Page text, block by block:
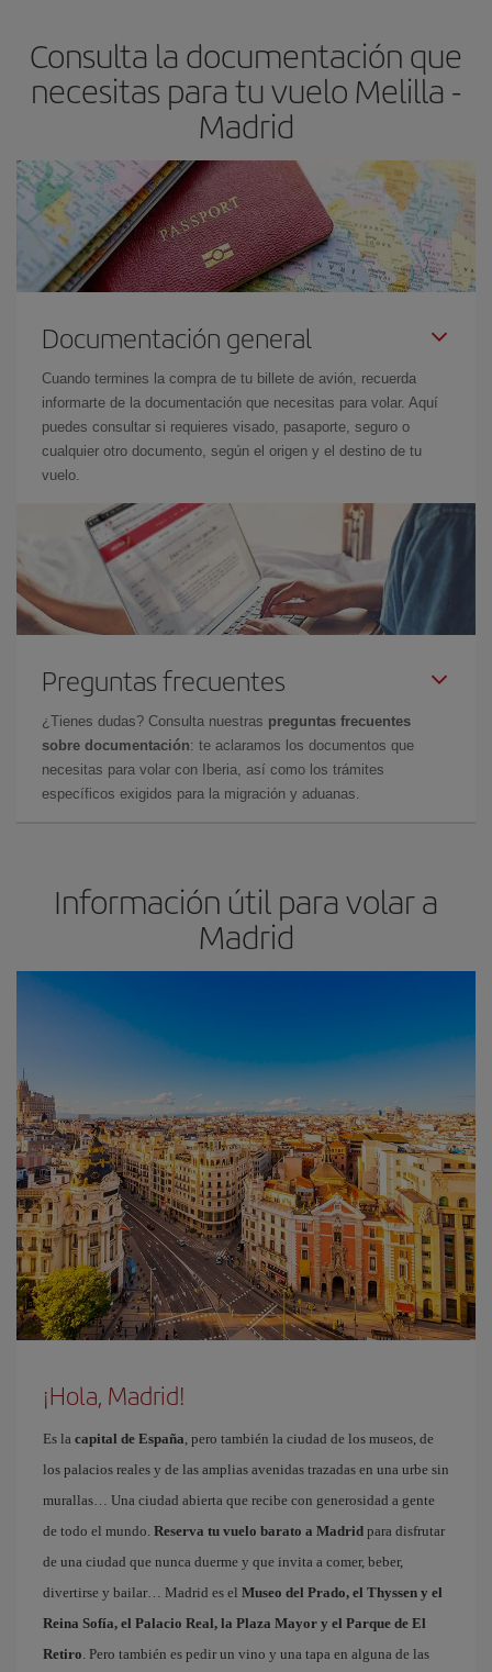
avión más baratos te saldrán. Además, si buscas los vuelos con
las fechas y los horarios del viaje un poco abiertos, podráselegir
el precio más barato.
Consulta la documentación que
necesitas para tu vuelo Melilla -
Madrid
Documentación general
Cuando termines la compra de tu billete de avión, recuerda
informarte de la documentación que necesitas para volar. Aquí
puedes consultar si requieres visado, pasaporte, seguro o
cualquier otro documento, según el origen y el destino de tu
vuelo.
Preguntas frecuentes
¿Tienes dudas? Consulta nuestras preguntas frecuentes
sobre documentación: te aclaramos los documentos que
necesitas para volar con Iberia, así como los trámites
específicos exigidos para la migración y aduanas.
Información útil para volar a
Madrid
¡Hola, Madrid!
Es la capital de España, pero también la ciudad de los museos, de
los palacios reales y de las amplias avenidas trazadas en una urbe sin
murallas… Una ciudad abierta que recibe con generosidad a gente
de todo el mundo. Reserva tu vuelo barato a Madrid para disfrutar
de una ciudad que nunca duerme y que invita a comer, beber,
divertirse y bailar… Madrid es el Museo del Prado, el Thyssen y el
Reina Sofía, el Palacio Real, la Plaza Mayor y el Parque de El
Retiro. Pero también es pedir un vino y una tapa en alguna de las